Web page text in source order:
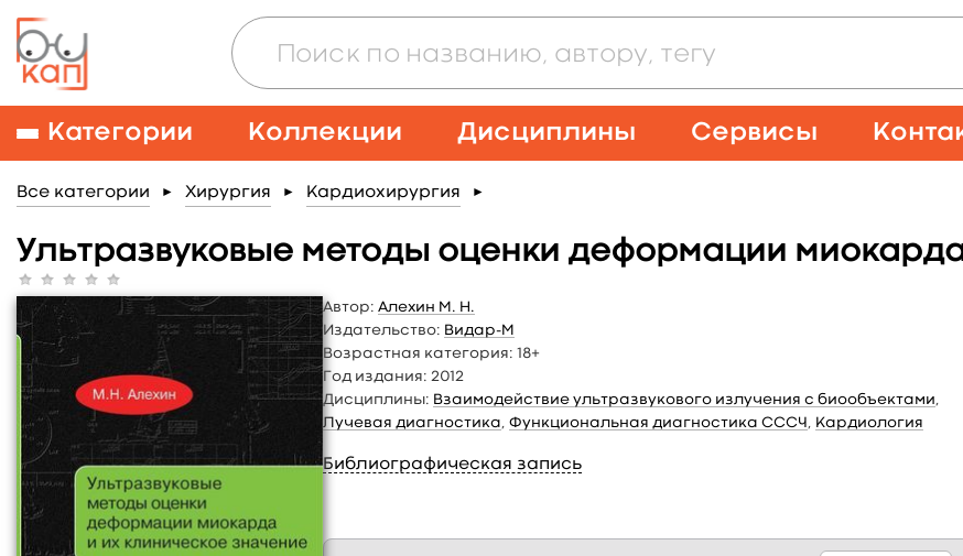
Категории Коллекции Дисциплины Сервисы
Все категории ► Хирургия ► Кардиохирургия ►
Ультразвуковые методы оценки деформации
Автор: Алехин М. Н.
Издательство: Видар-М
Возрастная категория: 18+
Год издания: 2012
Дисциплины: Взаимодействие ультразвукового излучения с биообъектами
Лучевая диагностика
,Функциональная диагностика СССЧ Кардиология
Библиографическая запись